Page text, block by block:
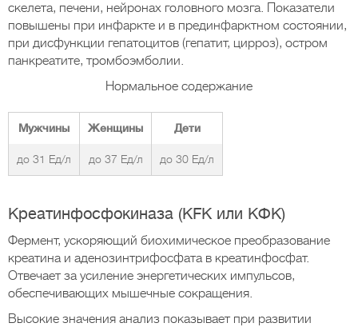
скелета, печени, нейронах головного мозга. Показатели
повышены при инфаркте и в прединфарктном состоянии,
при дисфункции гепатоцитов (гепатит, цирроз), остром
панкреатите, тромбоэмболии.
Нормальное содержание
Мужчины Женщины Дети
до 31 Ед/л до 37 Ед/л до 30 Ед/л
Креатинфосфокиназа (KFK или КФК)
Фермент, ускоряющий биохимическое преобразование
креатина и аденозинтрифосфата в креатинфосфат.
Отвечает за усиление энергетических импульсов,
обеспечивающих мышечные сокращения.
Высокие значения анализ показывает при развитии